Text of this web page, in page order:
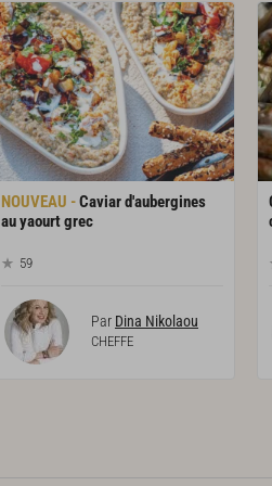
Caviar d'aubergines
au yaourt grec
59
Par Dina Nikolaou
CHEFFE